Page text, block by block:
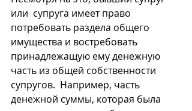
или  супруга имеет право
потребовать раздела общего
имущества и востребовать
принадлежащую ему денежную
часть из общей собственности
супругов.  Например, часть
денежной суммы, которая была